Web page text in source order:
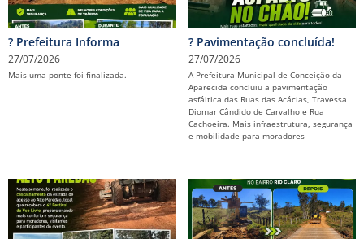
? Prefeitura Informa
27/07/2026
Mais uma ponte foi finalizada.
? Pavimentação concluída!
27/07/2026
A Prefeitura Municipal de Conceição da
Aparecida concluiu a pavimentação
asfáltica das Ruas das Acácias, Travessa
Diomar Cândido de Carvalho e Rua
Cachoeira. Mais infraestrutura, segurança
e mobilidade para moradores